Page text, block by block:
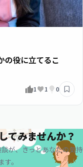
の役に立てるこ
1 1 0
てみませんか？
が、きっとあなたの気持
。